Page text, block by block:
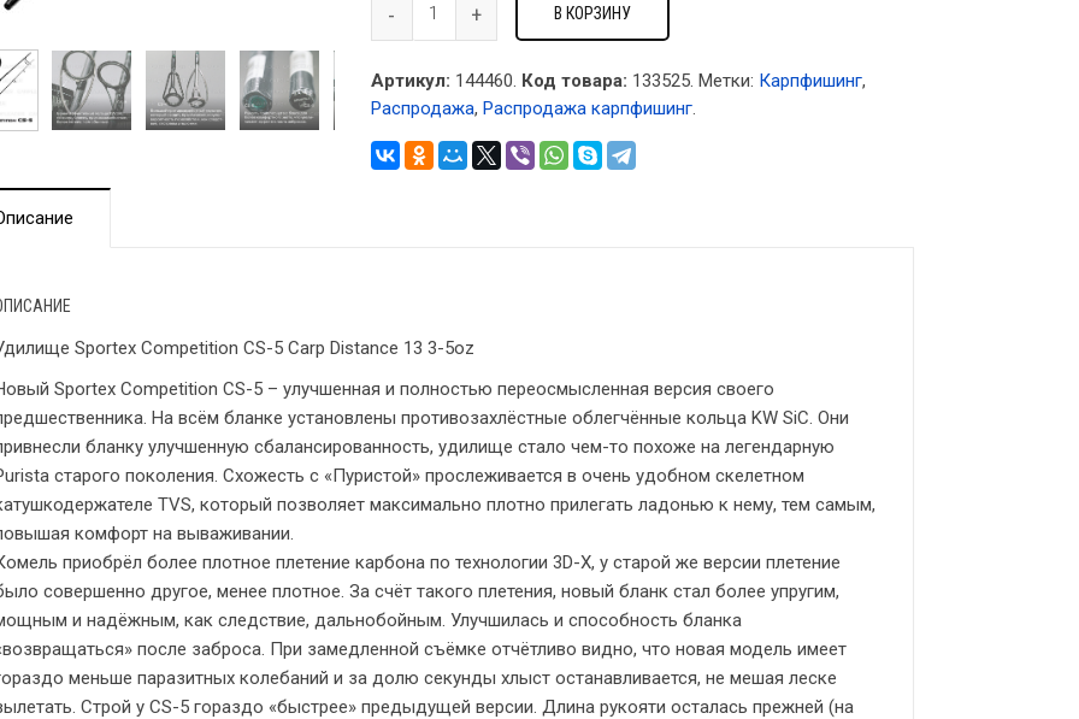
В КОРЗИНУ
Артикул: 144460. Код товара: 133525. Метки: Карпфишинг,
Распродажа, Распродажа карпфишинг.
Sportex Competition CS-5 Carp Distance 13 3-5oz
Sportex Competition CS-5 – улучшенная и полностью переосмысленная версия своего
На всём бланке установлены противозахлёстные облегчённые кольца KW SiC. Они
бланку улучшенную сбалансированность, удилище стало чем-то похоже на легендарную
старого поколения. Схожесть с «Пуристой» прослеживается в очень удобном скелетном
TVS, который позволяет максимально плотно прилегать ладонью к нему, тем самым,
комфорт на вываживании.
приобрёл более плотное плетение карбона по технологии 3D-X, у старой же версии плетение
совершенно другое, менее плотное. За счёт такого плетения, новый бланк стал более упругим,
и надёжным, как следствие, дальнобойным. Улучшилась и способность бланка
после заброса. При замедленной съёмке отчётливо видно, что новая модель имеет
меньше паразитных колебаний и за долю секунды хлыст останавливается, не мешая леске
Строй у CS-5 гораздо «быстрее» предыдущей версии. Длина рукояти осталась прежней (на